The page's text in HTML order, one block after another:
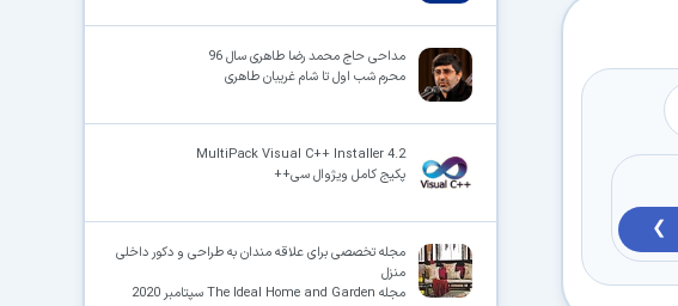
مداحی حاج محمد رضا طاهری سال 96
محرم شب اول تا شام غریبان طاهری
MultiPack Visual C++ Installer 4.2
پکیج کامل ویژوال سی++
مجله تخصصی برای علاقه مندان به طراحی و دکور داخلی
منزل
مجله The Ideal Home and Garden سپتامبر 2020